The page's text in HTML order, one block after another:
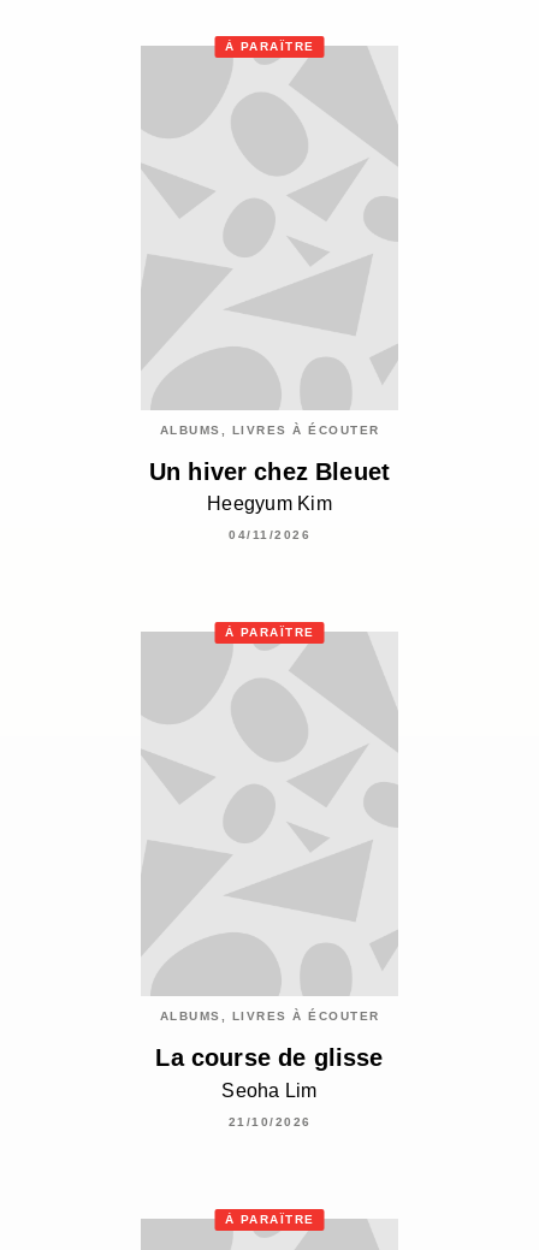
À PARAÎTRE
ALBUMS, LIVRES À ÉCOUTER
Un hiver chez Bleuet
Heegyum Kim
04/11/2026
À PARAÎTRE
ALBUMS, LIVRES À ÉCOUTER
La course de glisse
Seoha Lim
21/10/2026
À PARAÎTRE